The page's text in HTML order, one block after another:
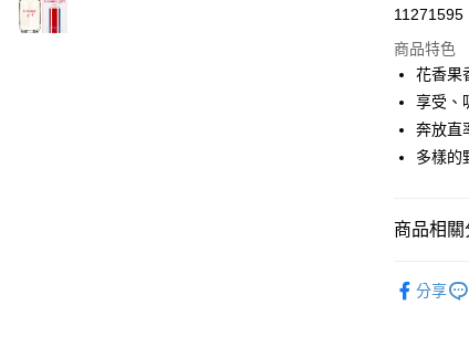
運送方式
付款後全
每筆
每筆
付款後7-
11271595
商品特色
花香果
享受、
奔放直
多樣的
商品相關
分享